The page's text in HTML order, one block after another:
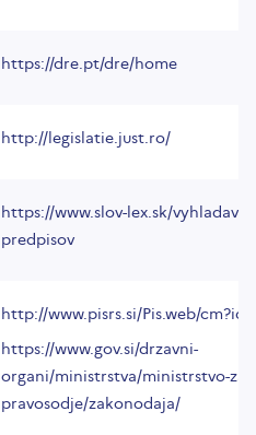
https://dre.pt/dre/home
http://legislatie.just.ro/
https://www.slov-lex.sk/
predpisov
http://www.pisrs.si/Pis.web/
https://www.gov.si/drzavni-
organi/ministrstva/ministrstvo-za-
pravosodje/zakonodaja/